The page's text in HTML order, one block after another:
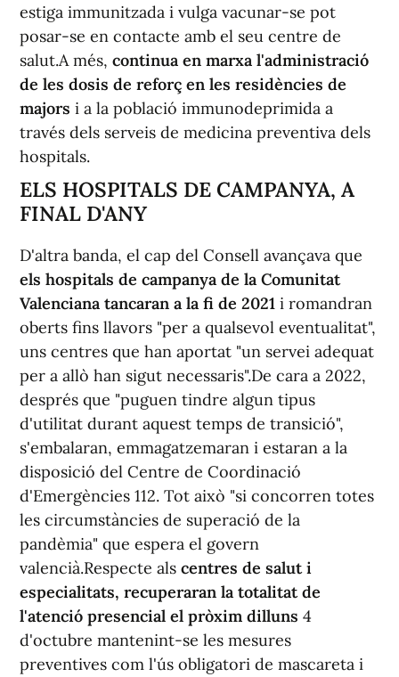
estiga immunitzada i vulga vacunar-se pot
posar-se en contacte amb el seu centre de
salut.A més, continua en marxa l'administració
de les dosis de reforç en les residències de
majors i a la població immunodeprimida a
través dels serveis de medicina preventiva dels
hospitals.
ELS HOSPITALS DE CAMPANYA, A
FINAL D'ANY
D'altra banda, el cap del Consell avançava que
els hospitals de campanya de la Comunitat
Valenciana tancaran a la fi de 2021 i romandran
oberts fins llavors "per a qualsevol eventualitat",
uns centres que han aportat "un servei adequat
per a allò han sigut necessaris".De cara a 2022,
després que "puguen tindre algun tipus
d'utilitat durant aquest temps de transició",
s'embalaran, emmagatzemaran i estaran a la
disposició del Centre de Coordinació
d'Emergències 112. Tot això "si concorren totes
les circumstàncies de superació de la
pandèmia" que espera el govern
valencià.Respecte als centres de salut i
especialitats, recuperaran la totalitat de
l'atenció presencial el pròxim dilluns 4
d'octubre mantenint-se les mesures
preventives com l'ús obligatori de mascareta i